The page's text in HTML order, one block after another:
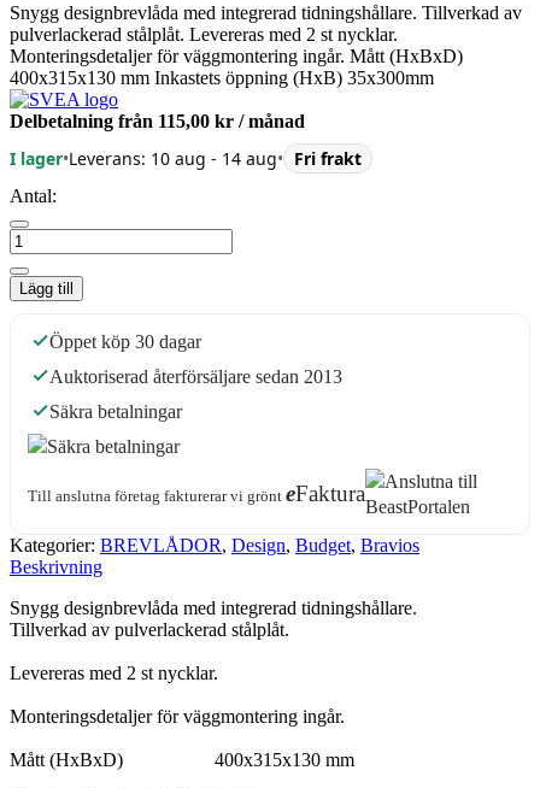
Snygg designbrevlåda med integrerad tidningshållare. Tillverkad av
pulverlackerad stålplåt. Levereras med 2 st nycklar.
Monteringsdetaljer för väggmontering ingår. Mått (HxBxD)
400x315x130 mm Inkastets öppning (HxB) 35x300mm
Delbetalning från 115,00 kr / månad
I lager•Leverans: 10 aug - 14 aug• Fri frakt
Antal:
Lägg till
Öppet köp 30 dagar
Auktoriserad återförsäljare sedan 2013
Säkra betalningar
Till anslutna företag fakturerar vi grönt eFaktura
Kategorier: BREVLÅDOR, Design, Budget, Bravios
Beskrivning
Snygg designbrevlåda med integrerad tidningshållare.
Tillverkad av pulverlackerad stålplåt.
Levereras med 2 st nycklar.
Monteringsdetaljer för väggmontering ingår.
Mått (HxBxD) 400x315x130 mm